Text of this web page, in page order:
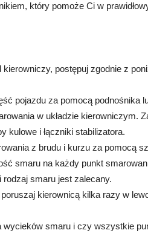
który pomoże Ci w
kierowniczy, postępuj zgodnie z
pojazdu za pomocą podnośnika
w układzie kierowniczym.
kulowe i łączniki stabilizatora.
z brudu i kurzu za pomocą
smaru na każdy punkt
smaru jest zalecany.
poruszaj kierownicą kilka razy w
wycieków smaru i czy wszystkie